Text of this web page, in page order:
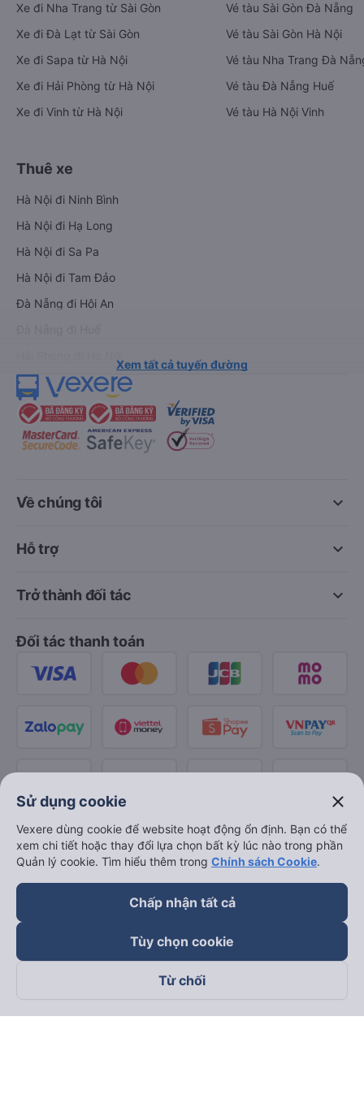
Xe đi Nha Trang từ Sài Gòn
Xe đi Đà Lạt từ Sài Gòn
Xe đi Sapa từ Hà Nội
Xe đi Hải Phòng từ Hà Nội
Xe đi Vinh từ Hà Nội
Vé tàu Sài Gòn Đà Nẵng
Vé tàu Sài Gòn Hà Nội
Vé tàu Nha Trang Đà
Vé tàu Đà Nẵng Huế
Vé tàu Hà Nội Vinh
Thuê xe
Hà Nội đi Ninh Bình
Hà Nội đi Hạ Long
Hà Nội đi Sa Pa
Hà Nội đi Tam Đảo
Đà Nẵng đi Hội An
Xem tất cả tuyến đường
keyboard_arrow_down
Về chúng tôi
keyboard_arrow_down
Hỗ trợ
keyboard_arrow_down
Trở thành đối tác
Đối tác thanh toán
Theo dõi chúng tôi trên
Sử dụng cookie close
Vexere dùng cookie để website hoạt động ổn định. Bạn có thể
xem chi tiết hoặc thay đổi lựa chọn bất kỳ lúc nào trong phần
Quản lý cookie. Tìm hiểu thêm trong Chính sách Cookie.
Chấp nhận tất cả
Tùy chọn cookie
Từ chối